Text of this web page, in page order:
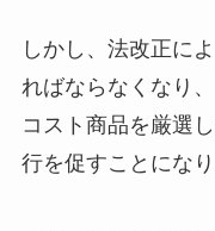
しかし、法改正に
ればならなくなり
コスト商品を厳選
行を促すことになり